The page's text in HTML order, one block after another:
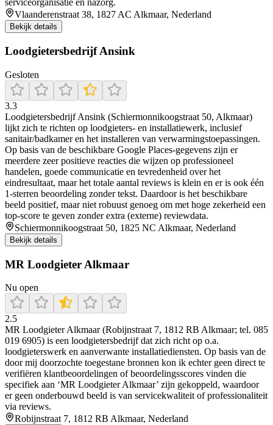
serviceorganisatie en nazorg.
Vlaanderenstraat 38, 1827 AC Alkmaar, Nederland
Bekijk details
Loodgietersbedrijf Ansink
Gesloten
3.3
Loodgietersbedrijf Ansink (Schiermonnikoogstraat 50, Alkmaar)
lijkt zich te richten op loodgieters- en installatiewerk, inclusief
sanitair/badkamer en het installeren van verwarmingstoepassingen.
Op basis van de beschikbare Google Places-gegevens zijn er
meerdere zeer positieve reacties die wijzen op professioneel
handelen, goede communicatie en tevredenheid over het
eindresultaat, maar het totale aantal reviews is klein en er is ook één
1-sterren beoordeling zonder tekst. Daardoor is het beschikbare
beeld positief, maar niet robuust genoeg om met hoge zekerheid een
top-score te geven zonder extra (externe) reviewdata.
Schiermonnikoogstraat 50, 1825 NC Alkmaar, Nederland
Bekijk details
MR Loodgieter Alkmaar
Nu open
2.5
MR Loodgieter Alkmaar (Robijnstraat 7, 1812 RB Alkmaar; tel. 085
019 6905) is een loodgietersbedrijf dat zich richt op o.a.
loodgieterswerk en aanverwante installatiediensten. Op basis van de
door mij doorzochte toegestane bronnen kon ik echter geen direct te
verifiëren klantbeoordelingen of beoordelingsscores vinden die
specifiek aan ‘MR Loodgieter Alkmaar’ zijn gekoppeld, waardoor
er geen onderbouwd beeld is van servicekwaliteit of professionaliteit
via reviews.
Robijnstraat 7, 1812 RB Alkmaar, Nederland